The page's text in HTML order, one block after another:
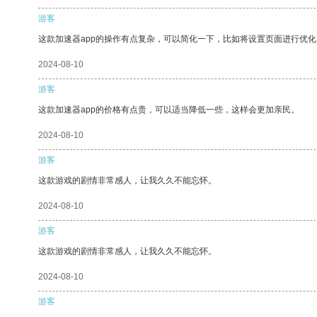
游客
这款加速器app的操作有点复杂，可以简化一下，比如将设置页面进行优
2024-08-10
游客
这款加速器app的价格有点贵，可以适当降低一些，这样会更加亲民。
2024-08-10
游客
这款游戏的剧情非常感人，让我久久不能忘怀。
2024-08-10
游客
这款游戏的剧情非常感人，让我久久不能忘怀。
2024-08-10
游客